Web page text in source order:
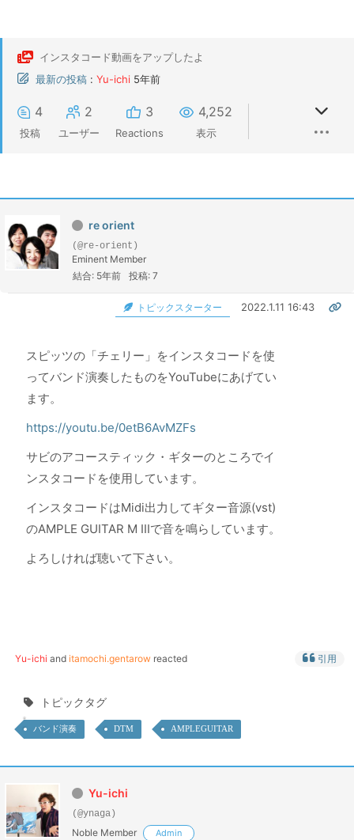
インスタコード動画をアップしたよ
最新の投稿 : Yu-ichi 5年前
4
投稿
2
ユーザー
3
Reactions
4,252
表示
re orient
(@re-orient)
Eminent Member
結合: 5年前
投稿: 7
トピックスターター 2022.1.11 16:43
スピッツの「チェリー」をインスタコードを使
ってバンド演奏したものをYouTubeにあげてい
ます。
https://youtu.be/0etB6AvMZFs
サビのアコースティック・ギターのところでイ
ンスタコードを使用しています。
インスタコードはMidi出力してギター音源(vst)
のAMPLE GUITAR M IIIで音を鳴らしています。
よろしければ聴いて下さい。
Yu-ichi and itamochi.gentarow reacted 引用
トピックタグ
バンド演奏 DTM AMPLEGUITAR
Yu-ichi
(@ynaga)
Noble Member Admin